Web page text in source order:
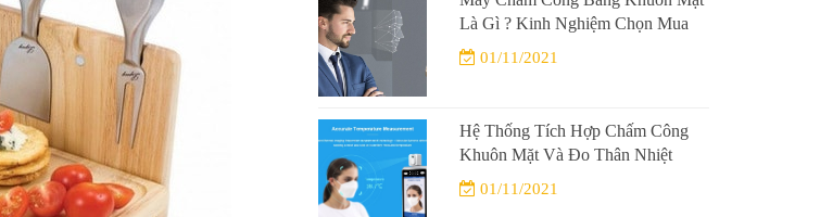
Là Gì ? Kinh Nghiệm Chọn Mua
01/11/2021
Hệ Thống Tích Hợp Chấm Công
Khuôn Mặt Và Đo Thân Nhiệt
01/11/2021